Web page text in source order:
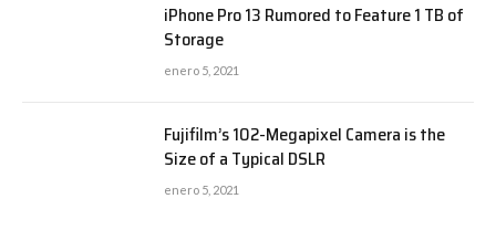
iPhone Pro 13 Rumored to Feature 1 TB of
Storage
enero 5, 2021
Fujifilm’s 102-Megapixel Camera is the
Size of a Typical DSLR
enero 5, 2021